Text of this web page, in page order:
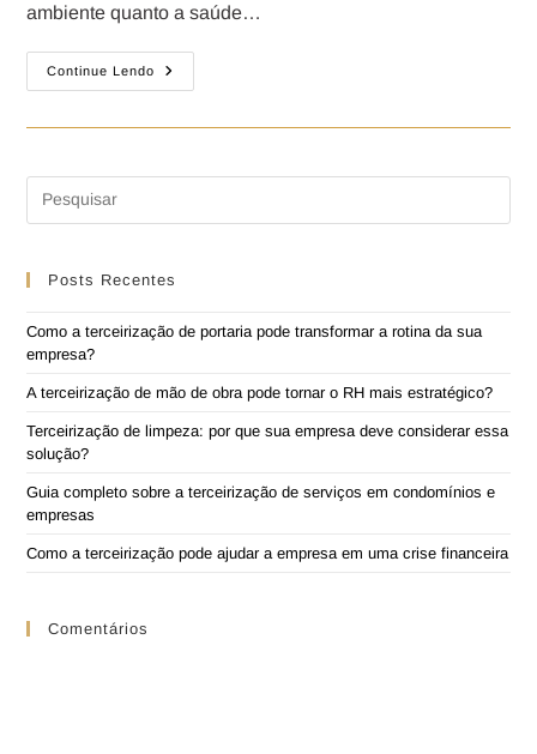
ambiente quanto a saúde…
Continue Lendo
Posts Recentes
Como a terceirização de portaria pode transformar a rotina da sua
empresa?
A terceirização de mão de obra pode tornar o RH mais estratégico?
Terceirização de limpeza: por que sua empresa deve considerar essa
solução?
Guia completo sobre a terceirização de serviços em condomínios e
empresas
Como a terceirização pode ajudar a empresa em uma crise financeira
Comentários